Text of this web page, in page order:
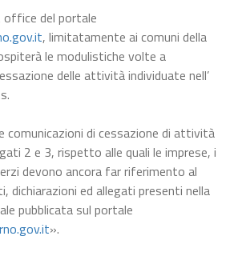
del portale
, limitatamente ai comuni della
le modulistiche volte a
delle attività individuate nell’
comunicazioni di cessazione di attività
2 e 3, rispetto alle quali le imprese, i
devono ancora far riferimento al
dichiarazioni ed allegati presenti nella
pubblicata sul portale
».